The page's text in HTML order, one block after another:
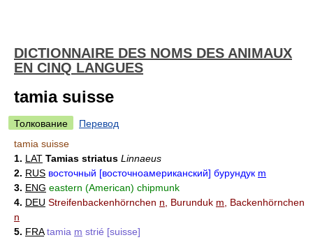
DICTIONNAIRE DES NOMS DES ANIMAUX
EN CINQ LANGUES
tamia suisse
Толкование
Перевод
tamia suisse
1. LAT Tamias striatus Linnaeus
2. RUS восточный [восточноамериканский] бурундук m
3. ENG eastern (American) chipmunk
4. DEU Streifenbackenhörnchen n , Burunduk m , Backenhörnchen
n
5. FRA tamia m strié [suisse]